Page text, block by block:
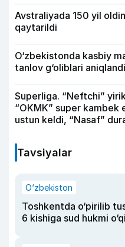
Avstraliyada 150 yil
qaytarildi
O‘zbekistonda kasbiy
tanlov g‘oliblari aniqlandi
Superliga. “Neftchi”
“OKMK” super kambek
ustun keldi, “Nasaf”
Tavsiyalar
O‘zbekiston
Toshkentda o‘pirilib
6 kishiga sud hukmi